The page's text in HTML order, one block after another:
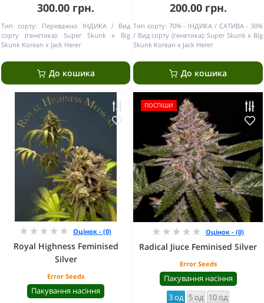
300.00 грн.
Тип сорту: Переважно ІНДИКА
Вид
сорту (генетика):
Super Skunk x Big
Skunk Korean x Jack Herer
До кошика
200.00 грн.
Тип сорту: 70% - ІНДИКА / САТИВА - 30%
Вид сорту (генетика): Super Skunk x Big
Skunk Korean x Jack Herer
До кошика
Оцінок - (0)
Royal Highness Feminised
Silver
Error Seeds
Пакування насіння
ПОСПІШИ
Оцінок - (0)
Radical Jiuce Feminised Silver
Error Seeds
Пакування насіння
3 од 5 од 10 од